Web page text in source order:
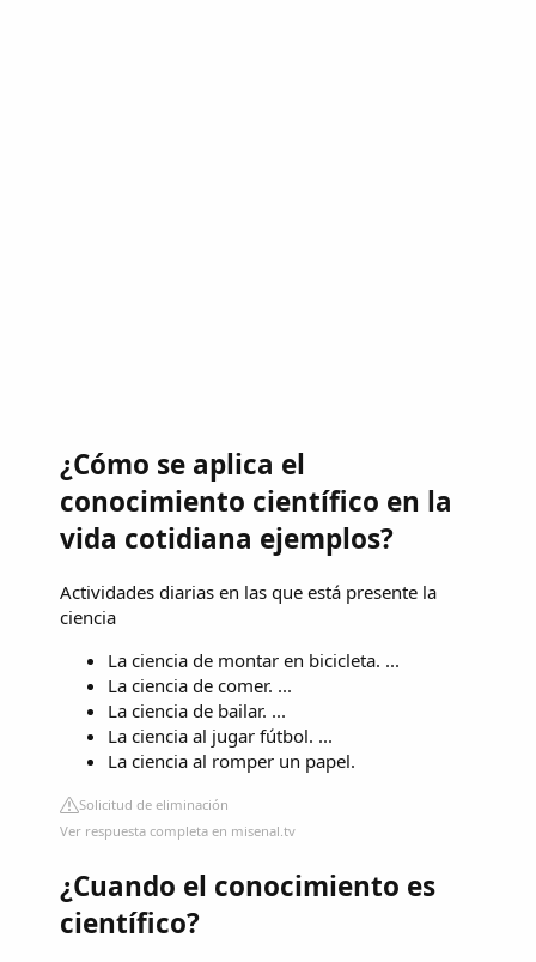
¿Cómo se aplica el
conocimiento científico en la
vida cotidiana ejemplos?
Actividades diarias en las que está presente la
ciencia
La ciencia de montar en bicicleta. ...
La ciencia de comer. ...
La ciencia de bailar. ...
La ciencia al jugar fútbol. ...
La ciencia al romper un papel.
Solicitud de eliminación
Ver respuesta completa en misenal.tv
¿Cuando el conocimiento es
científico?